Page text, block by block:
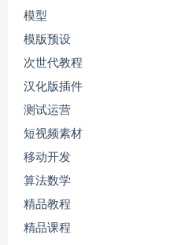
模型
模版预设
次世代教程
汉化版插件
测试运营
短视频素材
移动开发
算法数学
精品教程
精品课程